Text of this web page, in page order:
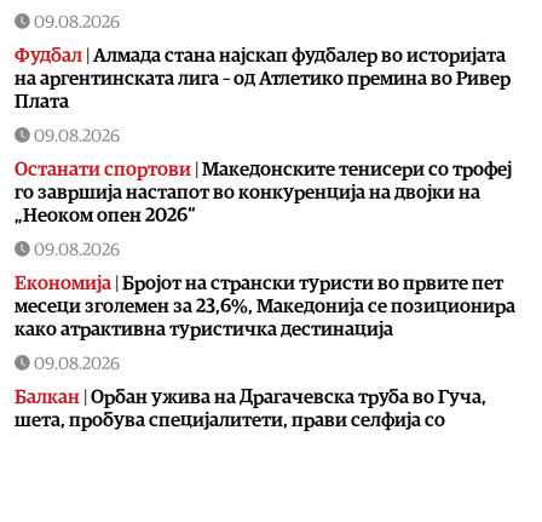
09.08.2026
Фудбал Алмада стана најскап фудбалер во историјата
на аргентинската лига – од Атлетико премина во Ривер
Плата
09.08.2026
Останати спортови Македонските тенисери со трофеј
го завршија настапот во конкуренција на двојки на
„Неоком опен 2026“
09.08.2026
Економија Бројот на странски туристи во првите пет
месеци зголемен за 23,6%, Македонија се позиционира
како атрактивна туристичка дестинација
09.08.2026
Балкан Орбан ужива на Драгачевска труба во Гуча,
шета, пробува специјалитети, прави селфија со